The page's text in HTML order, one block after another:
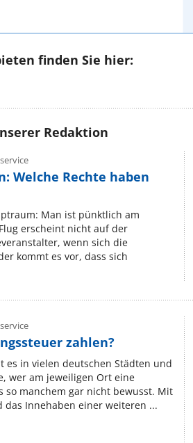
finden Sie hier:
Redaktion
Welche Rechte haben
Man ist pünktlich am
erscheint nicht auf der
wenn sich die
kommt es vor, dass sich
zahlen?
es in vielen deutschen Städten und
wer am jeweiligen Ort eine
so manchem gar nicht bewusst. Mit
Innehaben einer weiteren ...